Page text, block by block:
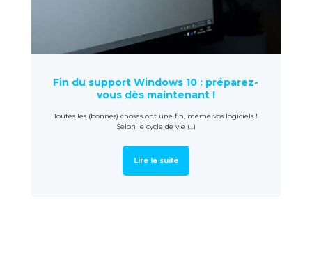
Fin du support Windows 10 : préparez-
vous dès maintenant !
Toutes les (bonnes) choses ont une fin, même vos logiciels !
Selon le cycle de vie (...)
Lire la suite